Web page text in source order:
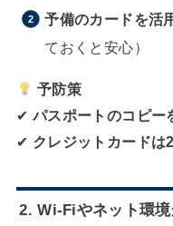
予備のカードを活
ておくと安心）
予防策
✔ パスポートのコピー
✔ クレジットカードは
2. Wi-Fiやネット環